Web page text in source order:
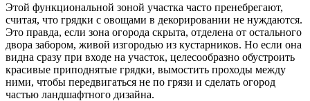
Этой функциональной зоной участка часто пренебрегают,
считая, что грядки с овощами в декорировании не нуждаются.
Это правда, если зона огорода скрыта, отделена от остального
двора забором, живой изгородью из кустарников. Но если она
видна сразу при входе на участок, целесообразно обустроить
красивые приподнятые грядки, вымостить проходы между
ними, чтобы передвигаться не по грязи и сделать огород
частью ландшафтного дизайна.